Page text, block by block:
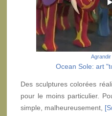
Agrandir
Ocean Sole: art
Des sculptures colorées
pour le moins particulier.
simple, malheureusement,